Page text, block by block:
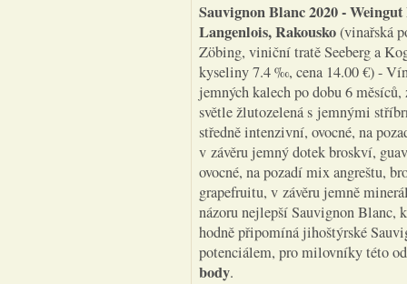
Sauvignon Blanc 2020-
Langenlois, Rakousko(vinařská
Zöbing, viniční tratě Seeberg a
kyseliny 7.4 ‰, cena 14.00 €) -
jemných kalech po dobu 6
světle žlutozelená s jemnými
středně intenzivní, ovocné, na
v závěru jemný dotek broskví,
ovocné, na pozadí mix angreštu,
grapefruitu, v závěru jemně
názoru nejlepší Sauvignon Blanc,
hodně připomíná jihoštýrské
potenciálem, pro milovníky této
body.